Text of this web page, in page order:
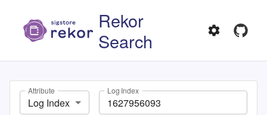
Rekor
Search
Attribute
Log Index
Log Index